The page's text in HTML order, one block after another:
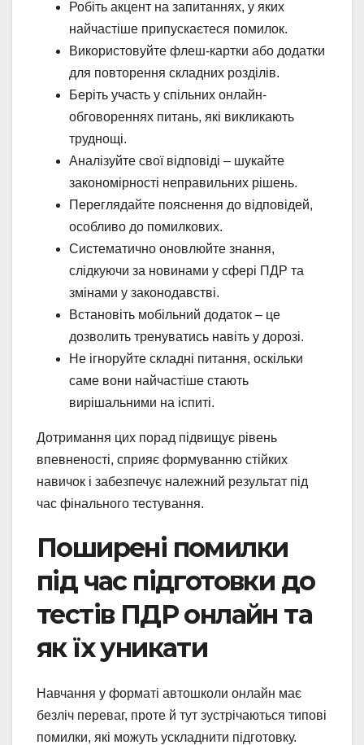
Робіть акцент на запитаннях, у яких
найчастіше припускаєтеся помилок.
Використовуйте флеш-картки або додатки
для повторення складних розділів.
Беріть участь у спільних онлайн-
обговореннях питань, які викликають
труднощі.
Аналізуйте свої відповіді – шукайте
закономірності неправильних рішень.
Переглядайте пояснення до відповідей,
особливо до помилкових.
Систематично оновлюйте знання,
слідкуючи за новинами у сфері ПДР та
змінами у законодавстві.
Встановіть мобільний додаток – це
дозволить тренуватись навіть у дорозі.
Не ігноруйте складні питання, оскільки
саме вони найчастіше стають
вирішальними на іспиті.
Дотримання цих порад підвищує рівень
впевненості, сприяє формуванню стійких
навичок і забезпечує належний результат під
час фінального тестування.
Поширені помилки
під час підготовки до
тестів ПДР онлайн та
як їх уникати
Навчання у форматі автошколи онлайн має
безліч переваг, проте й тут зустрічаються типові
помилки, які можуть ускладнити підготовку.